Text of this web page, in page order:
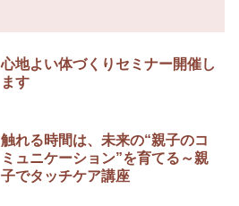
心地よい体づくりセミナー開催し
ます
触れる時間は、未来の“親子のコ
ミュニケーション”を育てる～親
子でタッチケア講座